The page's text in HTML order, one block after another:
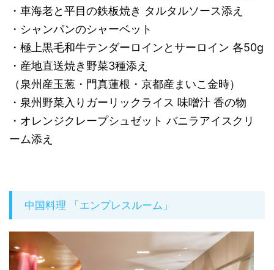
・車海老と平目の鉄板焼き タルタルソース添え
・シャンパンのシャーベット
・極上黒毛和牛テンダーロインとサーロイン 各50g
・産地直送焼き野菜3種添え
（泉州産玉葱・門真蓮根・京都産まいこ金時）
・泉州野菜入りガーリックライス 味噌汁 香の物
・オレンジクレープシュゼット バニラアイスクリ
ーム添え
中国料理 「エンプレスルーム」